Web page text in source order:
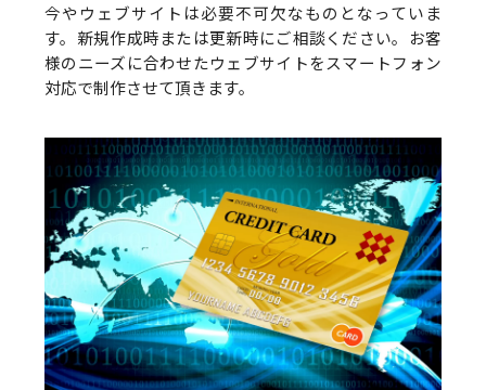
今やウェブサイトは必要不可欠なものとなっていま
す。新規作成時または更新時にご相談ください。お客
様のニーズに合わせたウェブサイトをスマートフォン
対応で制作させて頂きます。